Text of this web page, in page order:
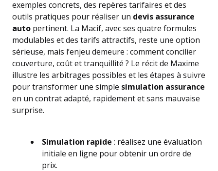
exemples concrets, des repères tarifaires et des
outils pratiques pour réaliser un devis assurance
auto pertinent. La Macif, avec ses quatre formules
modulables et des tarifs attractifs, reste une option
sérieuse, mais l’enjeu demeure : comment concilier
couverture, coût et tranquillité ? Le récit de Maxime
illustre les arbitrages possibles et les étapes à suivre
pour transformer une simple simulation assurance
en un contrat adapté, rapidement et sans mauvaise
surprise.
Simulation rapide : réalisez une évaluation
initiale en ligne pour obtenir un ordre de
prix.